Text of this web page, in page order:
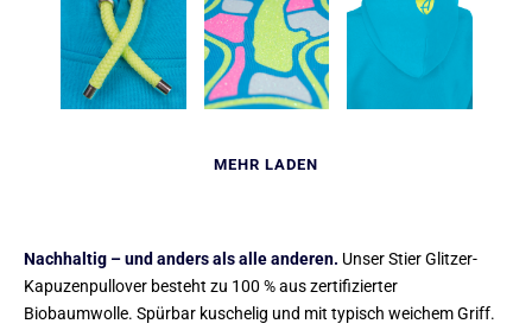
MEHR LADEN
Nachhaltig – und anders als alle anderen. Unser Stier Glitzer-
Kapuzenpullover besteht zu 100 % aus zertifizierter
Biobaumwolle. Spürbar kuschelig und mit typisch weichem Griff.